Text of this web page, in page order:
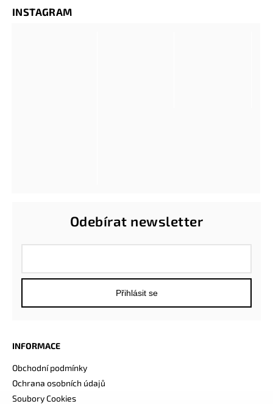
INFORMACE
Obchodní podmínky
Ochrana osobních údajů
Soubory Cookies
INSTAGRAM
Odebírat newsletter
Přihlásit se